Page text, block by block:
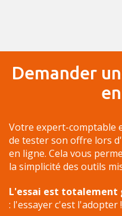
Demander
Votre expert-comptable
de tester son offre lors
en ligne. Cela vous
la simplicité des outils
L'essai est
: l'essayer c'est l'adopter !